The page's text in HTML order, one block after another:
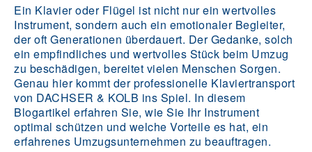
Ein Klavier oder Flügel ist nicht nur ein wertvolles
Instrument, sondern auch ein emotionaler Begleiter,
der oft Generationen überdauert. Der Gedanke, solch
ein empfindliches und wertvolles Stück beim Umzug
zu beschädigen, bereitet vielen Menschen Sorgen.
Genau hier kommt der professionelle Klaviertransport
von DACHSER & KOLB ins Spiel. In diesem
Blogartikel erfahren Sie, wie Sie Ihr Instrument
optimal schützen und welche Vorteile es hat, ein
erfahrenes Umzugsunternehmen zu beauftragen.